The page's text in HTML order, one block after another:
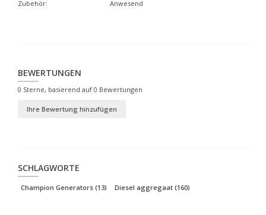
Zubehör:
Anwesend
BEWERTUNGEN
0 Sterne, basierend auf 0 Bewertungen
Ihre Bewertung hinzufügen
SCHLAGWORTE
Champion Generators (13) Diesel aggregaat (160)